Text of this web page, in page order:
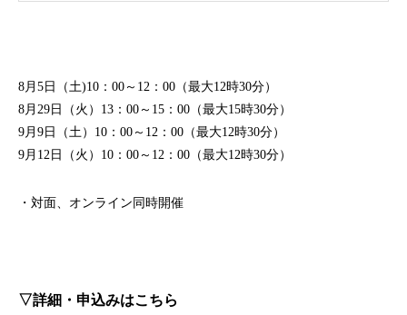
8月5日（土)10：00～12：00（最大12時30分）
8月29日（火）13：00～15：00（最大15時30分）
9月9日（土）10：00～12：00（最大12時30分）
9月12日（火）10：00～12：00（最大12時30分）
・対面、オンライン同時開催
▽詳細・申込みはこちら